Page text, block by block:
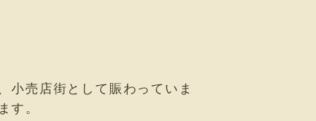
小売店街として賑わっていま
す。